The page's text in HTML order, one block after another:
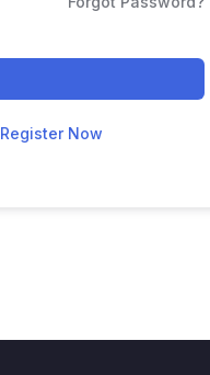
Register Now